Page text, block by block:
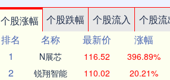
个股涨幅 个股跌幅 个股流入 个股流
排名
名称 最新价 涨幅
1
N展芯 116.52 396.89%
2 锐翔智能 110.02 20.21%